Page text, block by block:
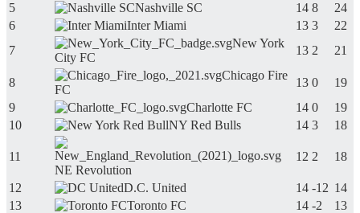
5
Nashville SC 14 8
24
6
Inter Miami 13 3
22
7
New York
City FC
13 2 21
8
Chicago Fire
FC
13 0
19
9
Charlotte FC 14 0
19
10
NY Red Bulls 14 3 18
11
NE Revolution
12 2 18
12 D.C. United 14 -12 14
13
Toronto FC 14 -2
13